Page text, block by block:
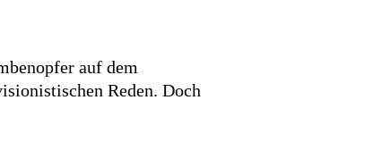
auf dem
Reden. Doch